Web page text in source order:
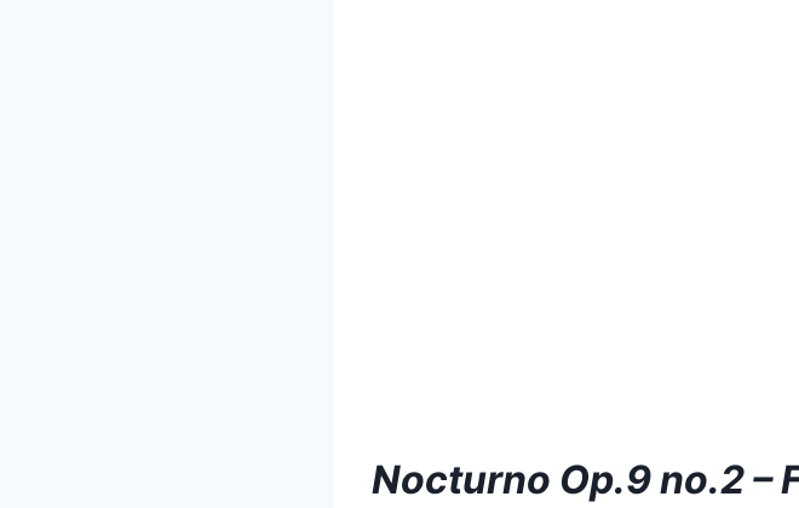
Nocturno Op.9 no.2 –